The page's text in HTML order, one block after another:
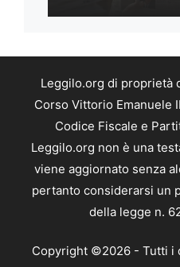
Leggilo.org di proprietà
Corso Vittorio Emanuele
Codice Fiscale e
Leggilo.org non è una
viene aggiornato senza
pertanto considerarsi un
della legge n.
Copyright ©2026 - Tutti i